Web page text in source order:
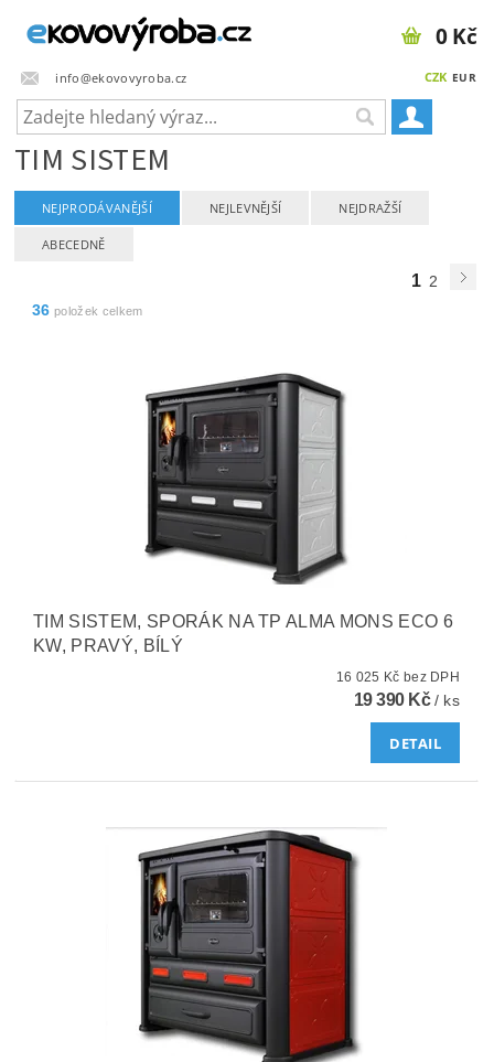
info@ekovovyroba.cz CZK EUR
0 Kč
TIM SISTEM
NEJPRODÁVANĚJŠÍ NEJLEVNĚJŠÍ NEJDRAŽŠÍ
ABECEDNĚ
1 2
36 položek celkem
TIM SISTEM, SPORÁK NA TP ALMA MONS ECO 6
KW, PRAVÝ, BÍLÝ
16 025 Kč bez DPH
19 390 Kč/ ks
DETAIL